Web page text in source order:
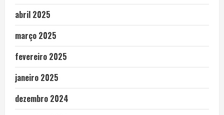
abril 2025
março 2025
fevereiro 2025
janeiro 2025
dezembro 2024